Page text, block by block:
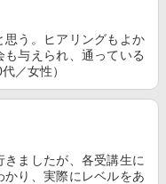
う。ヒアリングもよか
与えられ、通っている
／女性）
ましたが、各受講生に
り、実際にレベルをあ